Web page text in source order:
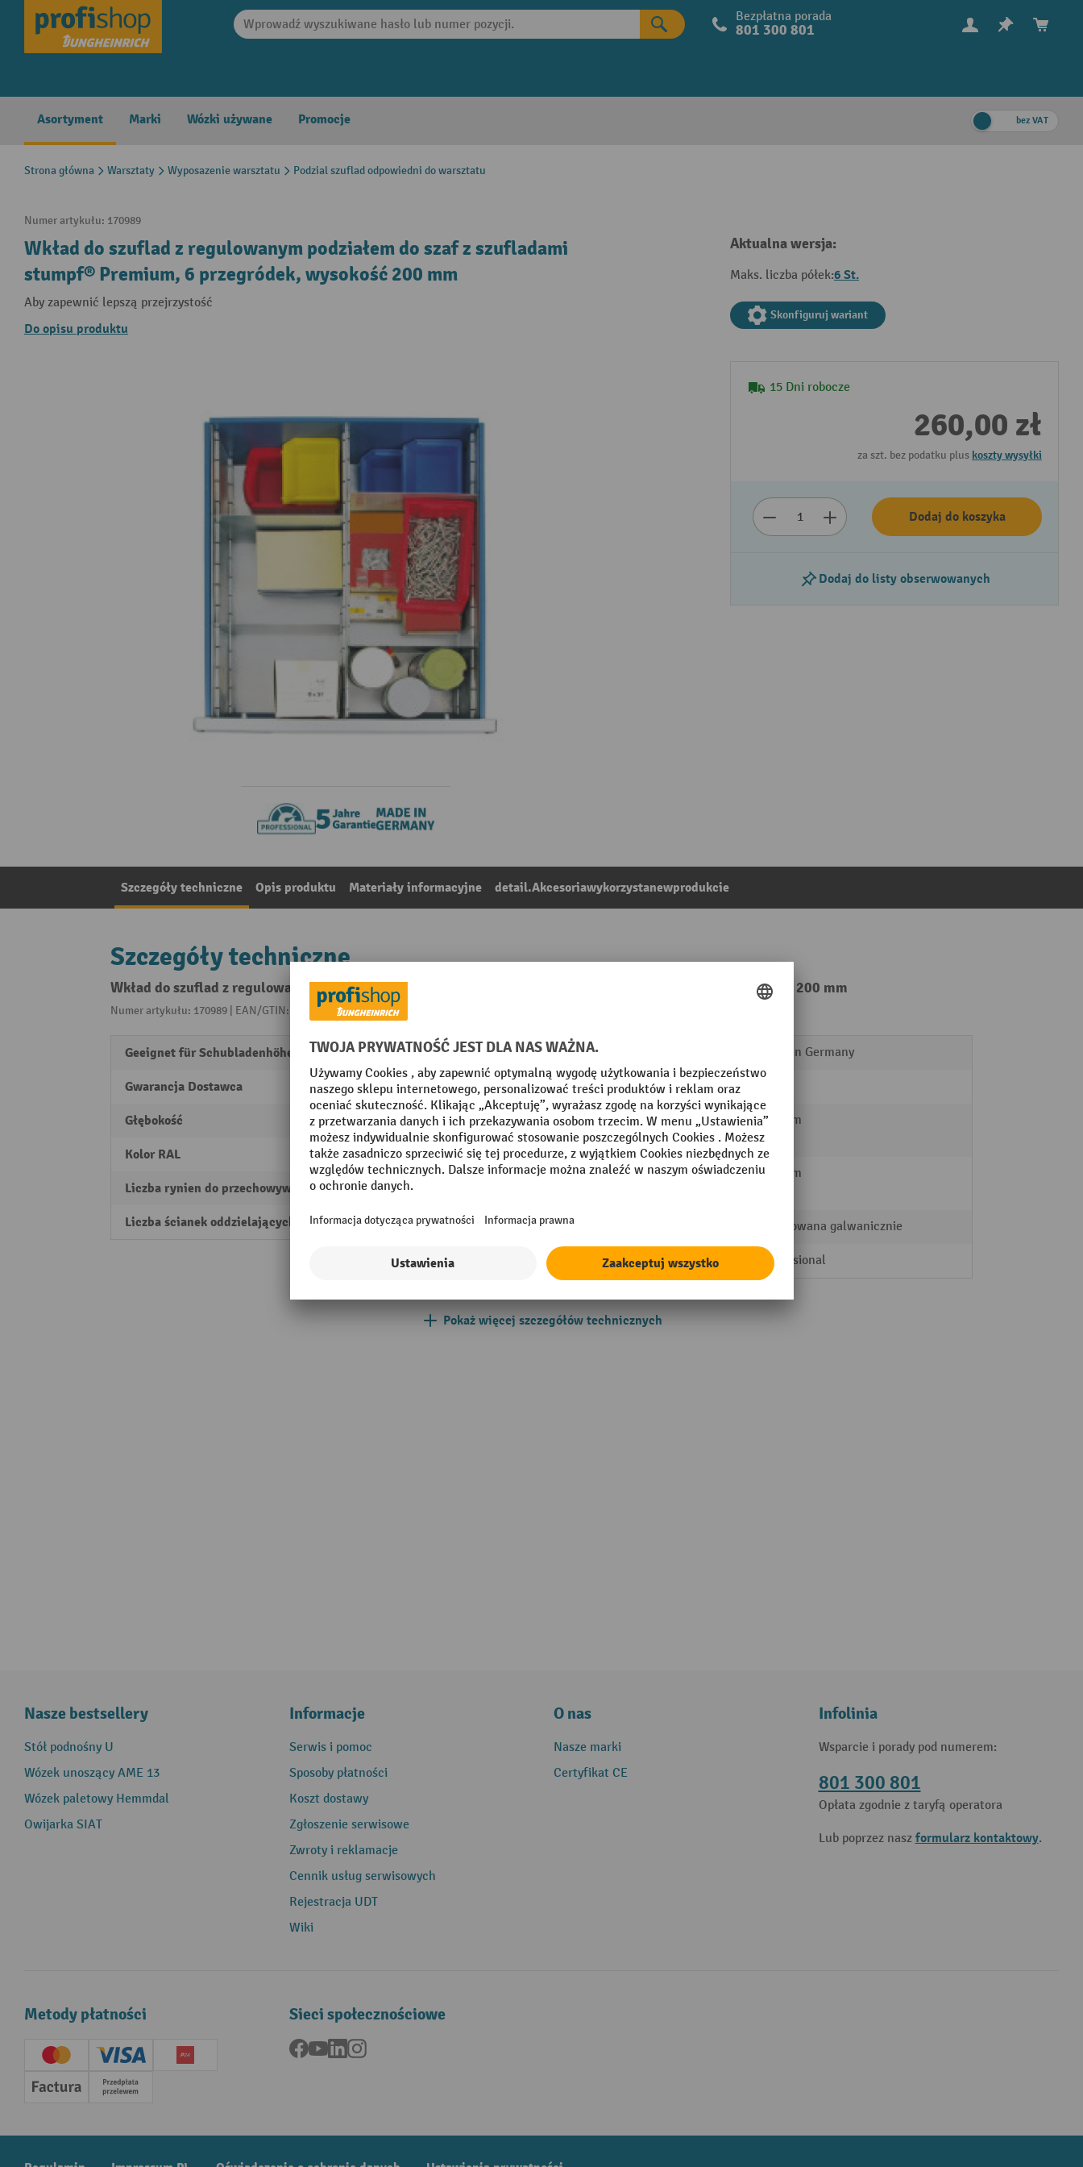
Skip to main navigation Bezpłatna porada
801 300 801
Asortyment Marki Wózki używane Promocje bez VAT
Strona główna Warsztaty Wyposazenie warsztatu Podzial szuflad odpowiedni do warsztatu
Numer artykułu: 170989
Wkład do szuflad z regulowanym podziałem do szaf z szufladami
stumpf® Premium, 6 przegródek, wysokość 200 mm
Aby zapewnić lepszą przejrzystość
Do opisu produktu
Aktualna wersja:
Maks. liczba półek:6 St.
Skonfiguruj wariant
15 Dni robocze
260,00 zł
za szt. bez podatku plus koszty wysyłki
Dodaj do koszyka
Dodaj do listy obserwowanych
Szczegóły techniczne Opis produktu Materiały informacyjne detail.Akcesoriawykorzystanewprodukcie
Szczegóły techniczne
Wkład do szuflad z regulowanym podziałem do szaf z szufladami stumpf® Premium, 6 przegródek, wysokość 200 mm
Numer artykułu: 170989 | EAN/GTIN: 4031068158156Z kategorii:
Geeignet für Schubladenhöhe 200 mm
Gwarancja Dostawca 5
Głębokość 462 mm
Kolor RAL RAL 7001 srebrno-szary
Liczba rynien do przechowywania 3
Liczba ścianek oddzielających 4
Miejsce produkcji Made in Germany
Możliwość zmiennych ustawień
Odpowiedni do szuflad o
głębokości
493 mm
Odpowiedni do szuflad o
427 mm
Powierzchnia ocynkowana galwanicznie
Segment Professional
Pokaż więcej szczegółów technicznych
Nasze bestsellery
Stół podnośny U
Wózek unoszący AME 13
Wózek paletowy Hemmdal
Owijarka SIAT
Informacje
Serwis i pomoc
Sposoby płatności
Koszt dostawy
Zgłoszenie serwisowe
Zwroty i reklamacje
Cennik usług serwisowych
Rejestracja UDT
Wiki
O nas
Nasze marki
Certyfikat CE
Infolinia
Wsparcie i porady pod numerem:
801 300 801
Opłata zgodnie z taryfą operatora
Lub poprzez nasz formularz kontaktowy.
Metody płatności
Creditcard (Master)Creditcard (Visa)
P24
Factura Przedpłata
Sieci społecznościowe
Facebook
YouTubeLinkedInInstagram